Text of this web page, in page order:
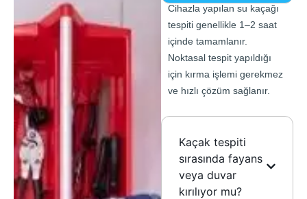
Cihazla yapılan su kaçağı
tespiti genellikle 1–2 saat
içinde tamamlanır.
Noktasal tespit yapıldığı
için kırma işlemi gerekmez
ve hızlı çözüm sağlanır.
Kaçak tespiti
sırasında fayans
veya duvar
kırılıyor mu?